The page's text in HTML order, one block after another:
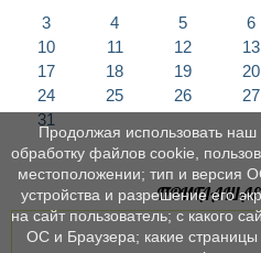
3
4 5 6
10
11 12 13
17
18 19 20
24
25 26 27
31
Продолжая использовать наш
обработку файлов cookie,
местоположении; тип и версия
устройства и разрешение его
на сайт пользователь; с какого
ОС и Браузера; какие страницы